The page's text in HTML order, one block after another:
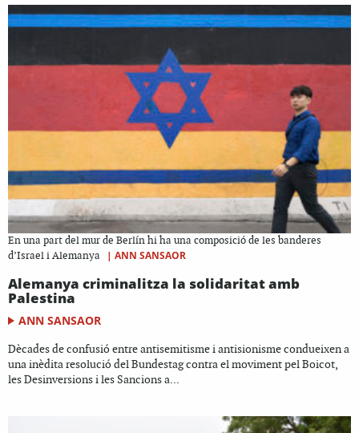
En una part del mur de Berlín hi ha una composició de les banderes
d’Israel i Alemanya
| ANN SANSAOR
Alemanya criminalitza la solidaritat amb
Palestina
ANN SANSAOR
Dècades de confusió entre antisemitisme i antisionisme condueixen a
una inèdita resolució del Bundestag contra el moviment pel Boicot,
les Desinversions i les Sancions a...